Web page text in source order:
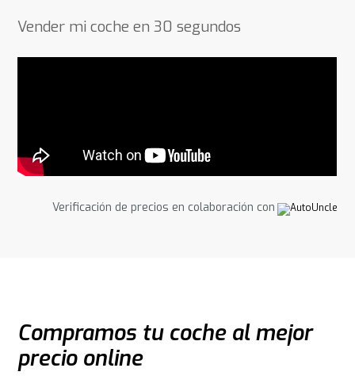
Vender mi coche en 30 segundos
Verificación de precios en colaboración con
Compramos tu coche al mejor
precio online